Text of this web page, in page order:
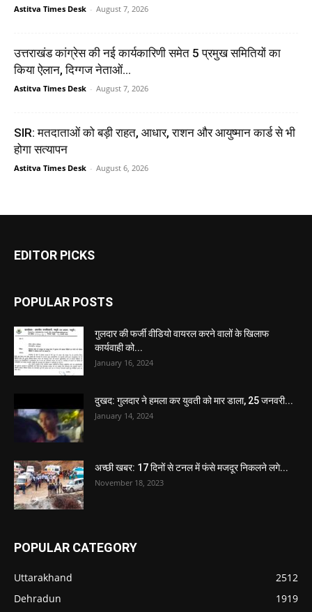
Astitva Times Desk - August 7, 2026
उत्तराखंड कांग्रेस की नई कार्यकारिणी समेत 5 प्रमुख समितियों का
किया ऐलान, दिग्गज नेताओं...
Astitva Times Desk - August 7, 2026
SIR: मतदाताओं को बड़ी राहत, आधार, राशन और आयुष्मान कार्ड से भी
होगा सत्यापन
Astitva Times Desk - August 6, 2026
EDITOR PICKS
POPULAR POSTS
गुलदार की फर्जी वीडियो वायरल करने वालों के खिलाफ
कार्यवाही को...
January 16, 2024
दुखद: गुलदार ने हमला कर युवती को मार डाला, 25 जनवरी...
January 14, 2024
अच्छी खबर: 17 दिनों से टनल में फंसे मजदूर निकलने लगे...
November 18, 2023
POPULAR CATEGORY
Uttarakhand
2512
Dehradun
1919